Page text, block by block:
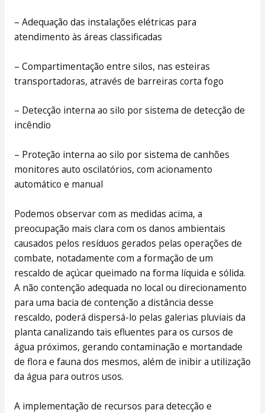
– Adequação das instalações elétricas para
atendimento às áreas classificadas
– Compartimentação entre silos, nas esteiras
transportadoras, através de barreiras corta fogo
– Detecção interna ao silo por sistema de detecção de
incêndio
– Proteção interna ao silo por sistema de canhões
monitores auto oscilatórios, com acionamento
automático e manual
Podemos observar com as medidas acima, a
preocupação mais clara com os danos ambientais
causados pelos resíduos gerados pelas operações de
combate, notadamente com a formação de um
rescaldo de açúcar queimado na forma líquida e sólida.
A não contenção adequada no local ou direcionamento
para uma bacia de contenção a distância desse
rescaldo, poderá dispersá-lo pelas galerias pluviais da
planta canalizando tais efluentes para os cursos de
água próximos, gerando contaminação e mortandade
de flora e fauna dos mesmos, além de inibir a utilização
da água para outros usos.
A implementação de recursos para detecção e